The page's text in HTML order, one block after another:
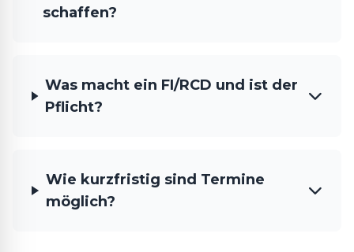
schaffen?
Was macht ein FI/RCD und ist der
Pflicht?
Wie kurzfristig sind Termine
möglich?